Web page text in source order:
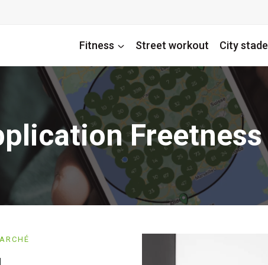
Fitness Street workout City stade
Freetness